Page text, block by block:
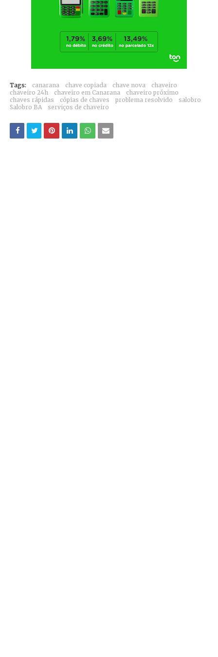
Tags: canarana chave copiada chave nova
chaveiro
chaveiro 24h
chaveiro em Canarana
chaveiro próximo
chaves rápidas
cópias de chaves problema resolvido
salobro
Salobro BA
serviços de chaveiro